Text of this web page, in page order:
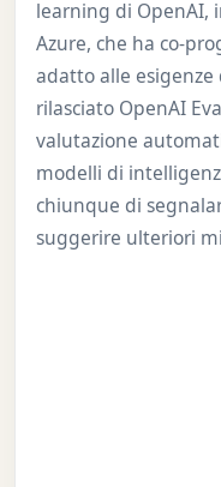
learning di OpenAI,
Azure, che ha co-
adatto alle
rilasciato OpenAI
valutazione
modelli di
chiunque di
suggerire ulteriori